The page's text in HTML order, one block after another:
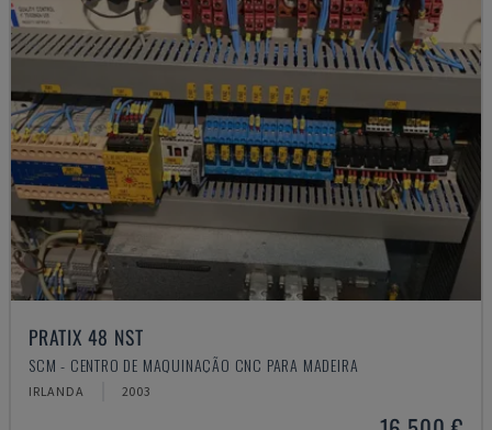
PRATIX 48 NST
SCM - CENTRO DE MAQUINAÇÃO CNC PARA MADEIRA
IRLANDA 2003